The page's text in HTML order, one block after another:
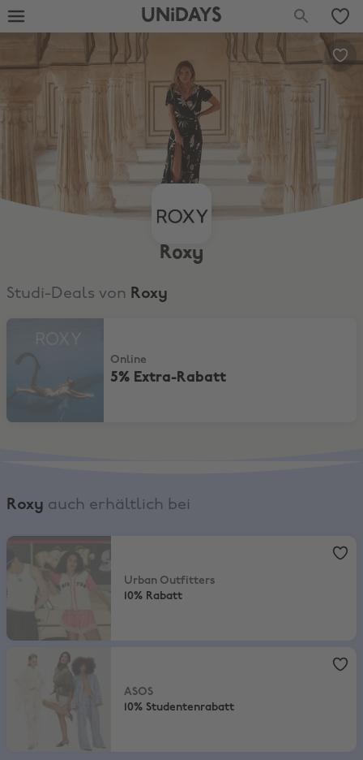
UNiDAYS
Roxy
Studi-Deals von Roxy
5% Extra-Rabatt
Online
5% Extra-Rabatt
Roxy auch erhältlich bei
Urban Outfitters,10% Rabatt
Urban Outfitters
10% Rabatt
ASOS, 10% Studentenrabatt
ASOS
10% Studentenrabatt